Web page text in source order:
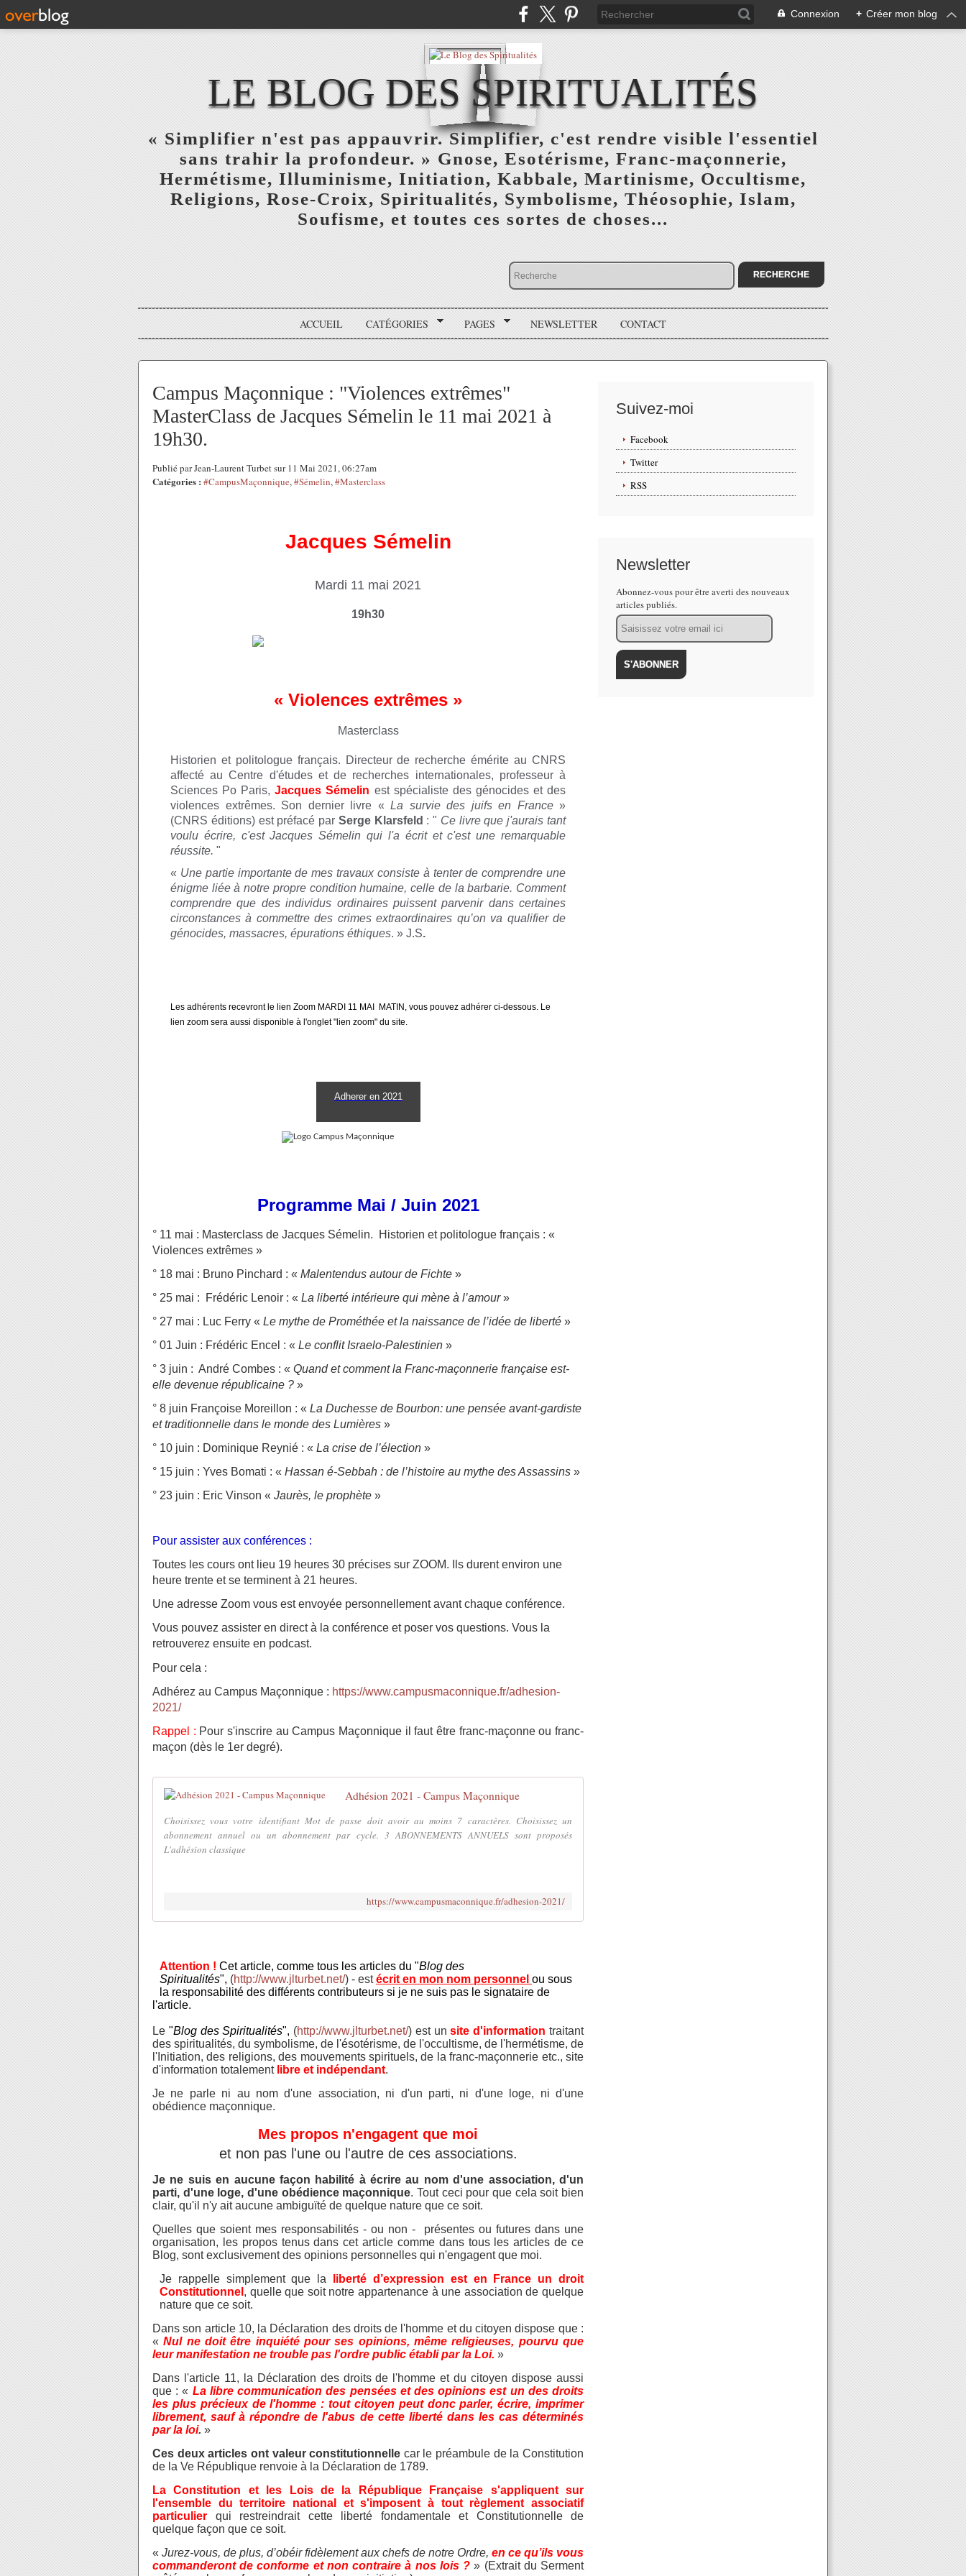
Connexion + Créer mon blog
LE BLOG DES SPIRITUALITÉS
« Simplifier n'est pas appauvrir. Simplifier, c'est rendre visible l'essentiel
sans trahir la profondeur. » Gnose, Esotérisme, Franc-maçonnerie,
Hermétisme, Illuminisme, Initiation, Kabbale, Martinisme, Occultisme,
Religions, Rose-Croix, Spiritualités, Symbolisme, Théosophie, Islam,
Soufisme, et toutes ces sortes de choses...
ACCUEIL CATÉGORIES PAGES NEWSLETTER CONTACT
Campus Maçonnique : "Violences extrêmes"
MasterClass de Jacques Sémelin le 11 mai 2021 à
19h30.
Publié par Jean-Laurent Turbet sur 11 Mai 2021, 06:27am
Catégories : #CampusMaçonnique,#Sémelin,#Masterclass
Jacques Sémelin
Mardi 11 mai 2021
19h30
« Violences extrêmes »
Masterclass
Historien et politologue français. Directeur de recherche émérite au CNRS
affecté au Centre d'études et de recherches internationales, professeur à
Sciences Po Paris,Jacques Sémelin est spécialiste des génocides et des
violences extrêmes. Son dernier livre « La survie des juifs en France»
(CNRS éditions) est préfacé par Serge Klarsfeld : " Ce livre que j'aurais tant
voulu écrire, c'est Jacques Sémelin qui l'a écrit et c'est une remarquable
réussite. "
« Une partie importante de mes travaux consiste à tenter de comprendre une
énigme liée à notre propre condition humaine, celle de la barbarie. Comment
comprendre que des individus ordinaires puissent parvenir dans certaines
circonstances à commettre des crimes extraordinaires qu’on va qualifier de
génocides, massacres, épurations éthiques. » J.S.
Les adhérents recevront le lien Zoom MARDI 11 MAI MATIN, vous pouvez adhérer ci-dessous. Le
lien zoom sera aussi disponible à l'onglet "lien zoom" du site.
Adherer en 2021
Programme Mai / Juin 2021
° 11 mai : Masterclass de Jacques Sémelin. Historien et politologue français : «
Violences extrêmes »
° 18 mai : Bruno Pinchard : « Malentendus autour de Fichte »
° 25 mai : Frédéric Lenoir : « La liberté intérieure qui mène à l’amour »
° 27 mai : Luc Ferry « Le mythe de Prométhée et la naissance de l’idée de liberté »
° 01 Juin : Frédéric Encel : « Le conflit Israelo-Palestinien »
° 3 juin : André Combes : « Quand et comment la Franc-maçonnerie française est-
elle devenue républicaine ? »
° 8 juin Françoise Moreillon : « La Duchesse de Bourbon: une pensée avant-gardiste
et traditionnelle dans le monde des Lumières »
° 10 juin : Dominique Reynié : « La crise de l’élection »
° 15 juin : Yves Bomati : « Hassan é-Sebbah : de l’histoire au mythe des Assassins »
° 23 juin : Eric Vinson « Jaurès, le prophète »
Pour assister aux conférences :
Toutes les cours ont lieu 19 heures 30 précises sur ZOOM. Ils durent environ une
heure trente et se terminent à 21 heures.
Une adresse Zoom vous est envoyée personnellement avant chaque conférence.
Vous pouvez assister en direct à la conférence et poser vos questions. Vous la
retrouverez ensuite en podcast.
Pour cela :
Adhérez au Campus Maçonnique : https://www.campusmaconnique.fr/adhesion-
2021/
Rappel : Pour s'inscrire au Campus Maçonnique il faut être franc-maçonne ou franc-
maçon (dès le 1er degré).
Adhésion 2021 - Campus Maçonnique
Choisissez vous votre identifiant Mot de passe doit avoir au moins 7 caractères. Choisissez un
abonnement annuel ou un abonnement par cycle. 3 ABONNEMENTS ANNUELS sont proposés
L'adhésion classique
https://www.campusmaconnique.fr/adhesion-2021/
Attention ! Cet article, comme tous les articles du "Blog des
Spiritualités", (http://www.jlturbet.net/) - estécrit en mon nom personnel ou sous
la responsabilité des différents contributeurs si je ne suis pas le signataire de
l'article.
Le "Blog des Spiritualités", (http://www.jlturbet.net/) est unsite d'information traitant
des spiritualités, du symbolisme, de l'ésotérisme, de l'occultisme, de l'hermétisme, de
l'Initiation, des religions, des mouvements spirituels, de la franc-maçonnerie etc., site
d'information totalement libre et indépendant.
Je ne parle ni au nom d'une association, ni d'un parti, ni d'une loge, ni d'une
obédience maçonnique.
Mes propos n'engagent que moi
et non pas l'une ou l'autre de ces associations.
Je ne suis en aucune façon habilité à écrire au nom d'une association, d'un
parti, d'une loge, d'une obédience maçonnique.Tout ceci pour que cela soit bien
clair, qu'il n'y ait aucune ambiguïté de quelque nature que ce soit.
Quelles que soient mes responsabilités - ou non - présentes ou futures dans une
organisation, les propos tenus dans cet article comme dans tous les articles de ce
Blog, sont exclusivement des opinions personnelles qui n'engagent que moi.
Je rappelle simplement que la
liberté d’expression est en France un droit
Constitutionnel , quelle que soit notre appartenance à une association de quelque
nature que ce soit.
Dans son article 10, la Déclaration des droits de l'homme et du citoyen dispose que :
«Nul ne doit être inquiété pour ses opinions, même religieuses, pourvu que
leur manifestation ne trouble pas l'ordre public établi par la Loi. »
Dans l'article 11, la Déclaration des droits de l'homme et du citoyen dispose aussi
que : « La libre communication des pensées et des opinions est un des droits
les plus précieux de l'homme : tout citoyen peut donc parler, écrire, imprimer
librement, sauf à répondre de l'abus de cette liberté dans les cas déterminés
par la loi. »
Ces deux articles ont valeur constitutionnelle car le préambule de la Constitution
de la Ve République renvoie à la Déclaration de 1789.
La Constitution et les Lois de la République Française s'appliquent sur
l'ensemble du territoire national et s'imposent à tout règlement associatif
particulier qui restreindrait cette liberté fondamentale et Constitutionnelle de
quelque façon que ce soit.
« Jurez-vous, de plus, d’obéir fidèlement aux chefs de notre Ordre, en ce qu’ils vous
commanderont de conforme et non contraire à nos lois ?» (Extrait du Serment
Suivez-moi
Facebook
Twitter
RSS
Newsletter
Abonnez-vous pour être averti des nouveaux
articles publiés.
Email